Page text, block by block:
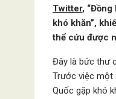
Twitter,
khó khăn”,
thể cứu được
Đây là bức thư
Trước việc một
Quốc gặp khó